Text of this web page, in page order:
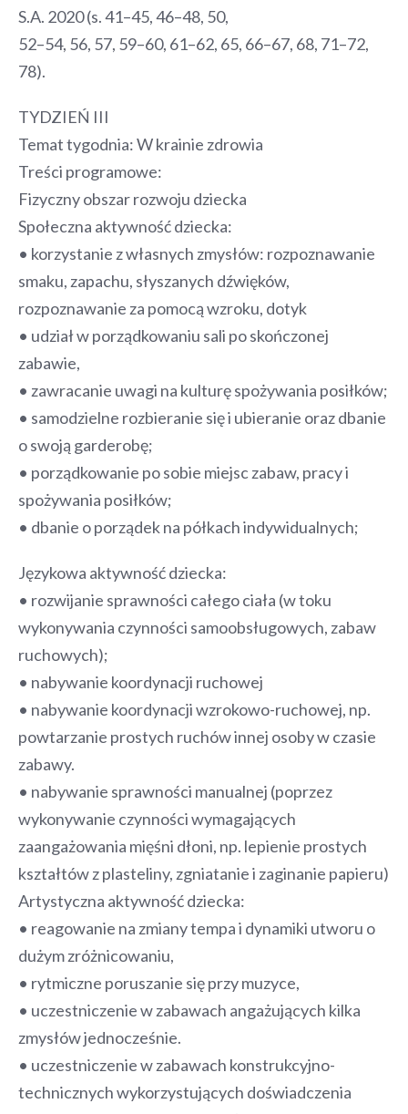
S.A. 2020 (s. 41–45, 46–48, 50,
52–54, 56, 57, 59–60, 61–62, 65, 66–67, 68, 71–72,
78).
TYDZIEŃ III
Temat tygodnia: W krainie zdrowia
Treści programowe:
Fizyczny obszar rozwoju dziecka
Społeczna aktywność dziecka:
• korzystanie z własnych zmysłów: rozpoznawanie
smaku, zapachu, słyszanych dźwięków,
rozpoznawanie za pomocą wzroku, dotyk
• udział w porządkowaniu sali po skończonej
zabawie,
• zawracanie uwagi na kulturę spożywania posiłków;
• samodzielne rozbieranie się i ubieranie oraz dbanie
o swoją garderobę;
• porządkowanie po sobie miejsc zabaw, pracy i
spożywania posiłków;
• dbanie o porządek na półkach indywidualnych;
Językowa aktywność dziecka:
• rozwijanie sprawności całego ciała (w toku
wykonywania czynności samoobsługowych, zabaw
ruchowych);
• nabywanie koordynacji ruchowej
• nabywanie koordynacji wzrokowo-ruchowej, np.
powtarzanie prostych ruchów innej osoby w czasie
zabawy.
• nabywanie sprawności manualnej (poprzez
wykonywanie czynności wymagających
zaangażowania mięśni dłoni, np. lepienie prostych
kształtów z plasteliny, zgniatanie i zaginanie papieru)
Artystyczna aktywność dziecka:
• reagowanie na zmiany tempa i dynamiki utworu o
dużym zróżnicowaniu,
• rytmiczne poruszanie się przy muzyce,
• uczestniczenie w zabawach angażujących kilka
zmysłów jednocześnie.
• uczestniczenie w zabawach konstrukcyjno-
technicznych wykorzystujących doświadczenia